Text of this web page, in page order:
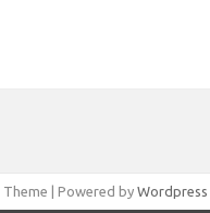
Theme | Powered by Wordpress